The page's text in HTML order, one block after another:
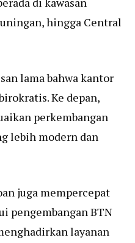
hingga Central
lama bahwa kantor
Ke depan,
perkembangan
lebih modern dan
juga mempercepat
pengembangan BTN
layanan